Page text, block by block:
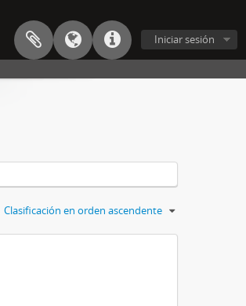
Iniciar sesión
Clasificación en orden ascendente